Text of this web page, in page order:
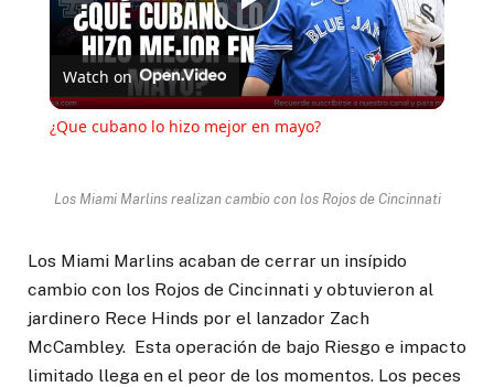
Play
Video
Watch on
¿Que cubano lo hizo mejor en mayo?
Los Miami Marlins realizan cambio con los Rojos de Cincinnati
Los Miami Marlins acaban de cerrar un insípido
cambio con los Rojos de Cincinnati y obtuvieron al
jardinero Rece Hinds por el lanzador Zach
McCambley. Esta operación de bajo Riesgo e impacto
limitado llega en el peor de los momentos. Los peces